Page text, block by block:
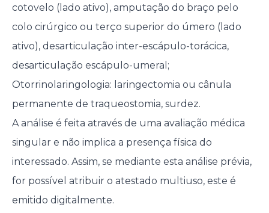
cotovelo (lado ativo), amputação do braço pelo
colo cirúrgico ou terço superior do úmero (lado
ativo), desarticulação inter-escápulo-torácica,
desarticulação escápulo-umeral;
Otorrinolaringologia: laringectomia ou cânula
permanente de traqueostomia, surdez.
A análise é feita através de uma avaliação médica
singular e não implica a presença física do
interessado. Assim, se mediante esta análise prévia,
for possível atribuir o atestado multiuso, este é
emitido digitalmente.